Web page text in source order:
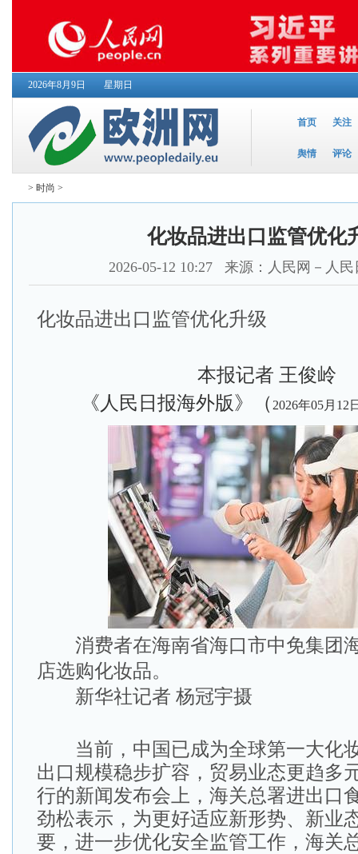
2026年8月9日 星期日
首页 关注
舆情 评论
> 时尚 >
化妆品进出口监管优化
2026-05-12 10:27 来源：人民网－人民
化妆品进出口监管优化升级
本报记者 王俊岭
《人民日报海外版》（ 2026年05月12
消费者在海南省海口市中免集团
店选购化妆品。
新华社记者 杨冠宇摄
当前，中国已成为全球第一大化
出口规模稳步扩容，贸易业态更趋多
行的新闻发布会上，海关总署进出口
劲松表示，为更好适应新形势、新业
要，进一步优化安全监管工作，海关